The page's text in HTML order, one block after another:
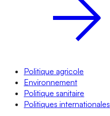
Politique agricole
Environnement
Politique sanitaire
Politiques internationales